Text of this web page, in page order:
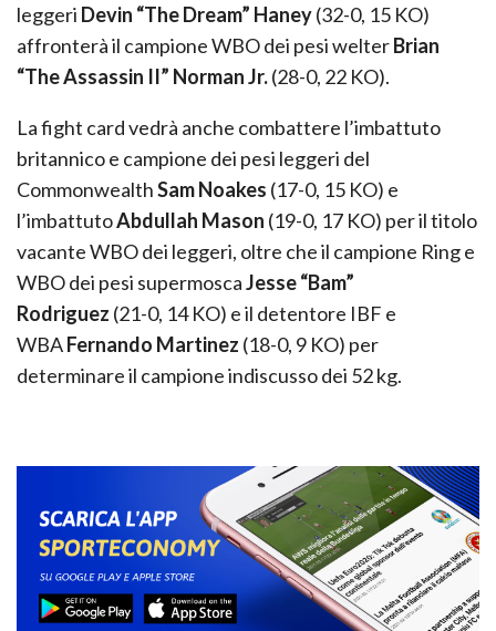
leggeri Devin “The Dream” Haney(32-0, 15 KO)
affronterà il campione WBO dei pesi welterBrian
“The Assassin II” Norman Jr.(28-0, 22 KO).
La fight card vedrà anche combattere l’imbattuto
britannico e campione dei pesi leggeri del
CommonwealthSam Noakes (17-0, 15 KO) e
l’imbattutoAbdullah Mason (19-0, 17 KO) per il titolo
vacante WBO dei leggeri, oltre che il campione Ring e
WBO dei pesi supermoscaJesse “Bam”
Rodriguez (21-0, 14 KO) e il detentore IBF e
WBAFernando Martinez (18-0, 9 KO) per
determinare il campione indiscusso dei 52 kg.